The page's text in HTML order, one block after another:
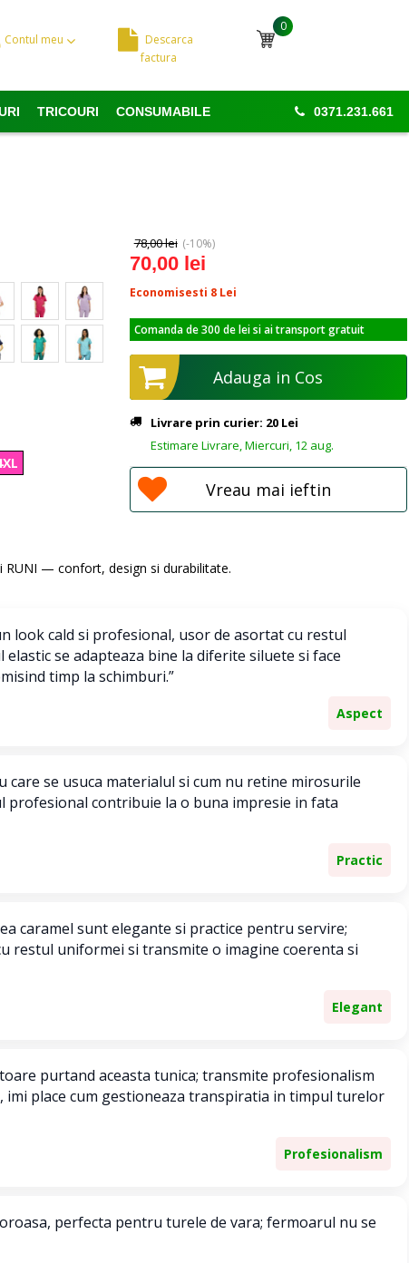
Contul meu
Descarca
factura
0
TRICOURI CONSUMABILE 0371.231.661
78,00 lei (-10%)
70,00 lei
Economisesti 8 Lei
Comanda de 300 de lei si ai transport gratuit
Adauga in Cos
Livrare prin curier: 20 Lei
Estimare Livrare, Miercuri, 12 aug.
Vreau mai ieftin
RUNI — confort, design si durabilitate.
look cald si profesional, usor de asortat cu restul
se adapteaza bine la diferite siluete si face
timp la schimburi.”
Aspect
care se usuca materialul si cum nu retine mirosurile
profesional contribuie la o buna impresie in fata
Practic
caramel sunt elegante si practice pentru servire;
restul uniformei si transmite o imagine coerenta si
Elegant
purtand aceasta tunica; transmite profesionalism
imi place cum gestioneaza transpiratia in timpul turelor
Profesionalism
perfecta pentru turele de vara; fermoarul nu se